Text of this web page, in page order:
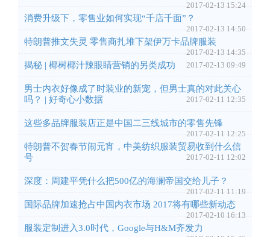
2017-02-13 15:24
消费升级下，零售业如何实现“千店千面”？
2017-02-13 14:50
特朗普推文失灵 零售商扎堆下架伊万卡品牌服装
2017-02-13 14:35
揭秘 | 椰树椰汁辣眼睛营销的另类成功 2017-02-13 09:49
男士内衣好像成了时装业的新宠，但男士真的对此关心
吗？ | 好奇心小数据
2017-02-11 12:35
这些多品牌服装店正是中国二三线城市的零售先锋
2017-02-11 12:25
特朗普不贺春节闹元宵，中美纺织服装贸易收到什么信
号
2017-02-11 12:02
深度：周建平凭什么把500亿的海澜帝国交给儿子？
2017-02-11 11:19
国际品牌加速抢占中国内衣市场 2017将有哪些新动态
2017-02-10 16:13
服装定制进入3.0时代，Google与H&M齐发力